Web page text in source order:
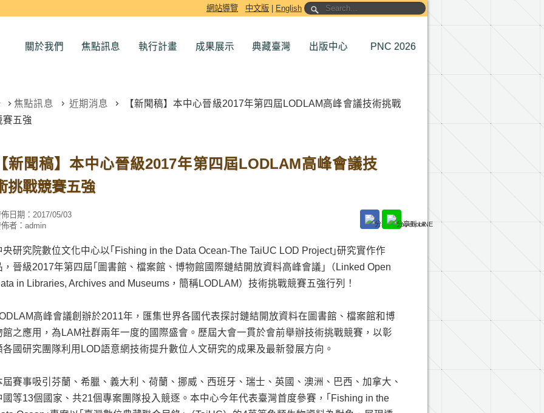
網站導覽 中文版 English
關於我們 焦點訊息 執行計畫 成果展示 典藏臺灣 出版中心 PNC 2026
焦點訊息 近期消息
【新聞稿】本中心晉級2017年第四屆LODLAM高峰會議技術挑戰
賽五強
新聞稿】本中心晉級2017年第四屆LODLAM高峰會議技
挑戰競賽五強
日期：2017/05/03
者：admin
央研究院數位文化中心以｢Fishing in the Data Ocean-The TaiUC LOD Project｣研究實作作
，晉級2017年第四屆｢圖書館、檔案館、博物館國際鏈結開放資料高峰會議｣（Linked Open
in Libraries, Archives and Museums，簡稱LODLAM）技術挑戰競賽五強行列！
高峰會議創辦於2011年，匯集世界各國代表探討鏈結開放資料在圖書館、檔案館和博
館之應用，為LAM社群兩年一度的國際盛會。歷屆大會一貫於會前舉辦技術挑戰競賽，以彰
各國研究團隊利用LOD語意網技術提升數位人文研究的成果及最新發展方向。
屆賽事吸引芬蘭、希臘、義大利、荷蘭、挪威、西班牙、瑞士、英國、澳洲、巴西、加拿大、
國等13個國家、共21個專案團隊投入競逐。本中心今年代表臺灣首度參賽，｢Fishing in the